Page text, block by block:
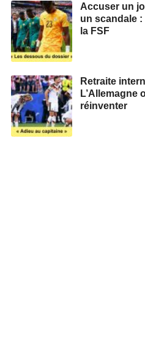
Accuser un
un scandale
la FSF
Retraite
L’Allemagne
réinventer